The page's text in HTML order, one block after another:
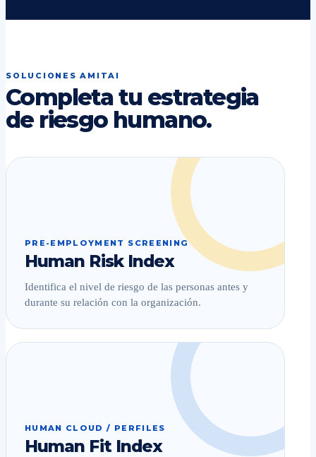
SOLUCIONES AMITAI
Completa tu estrategia
de riesgo humano.
PRE-EMPLOYMENT SCREENING
Human Risk Index
Identifica el nivel de riesgo de las personas antes y
durante su relación con la organización.
HUMAN CLOUD / PERFILES
Human Fit Index